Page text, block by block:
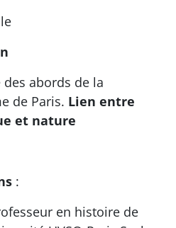
abords de la
de Paris. Lien entre
et nature
:
en histoire de